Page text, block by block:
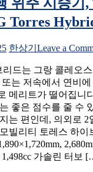
Torres
한상기 Leave a
드는 그랑 콜레오스
는 저속에서 연비
메리트가 떨어집니
좋은 점수를 줄 수
는 편인데, 의외로 2
빌리티 토레스 하이
1,498cc 가솔린 터보